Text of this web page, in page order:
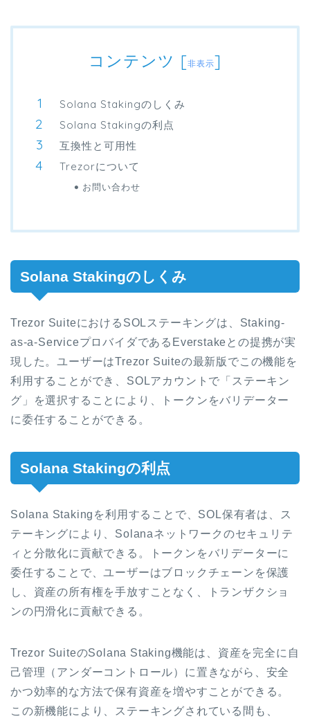
コンテンツ [非表示]
Solana Stakingのしくみ
Solana Stakingの利点
互換性と可用性
Trezorについて
お問い合わせ
Solana Stakingのしくみ
Trezor SuiteにおけるSOLステーキングは、Staking-
as-a-ServiceプロバイダであるEverstakeとの提携が実
現した。ユーザーはTrezor Suiteの最新版でこの機能を
利用することができ、SOLアカウントで「ステーキン
グ」を選択することにより、トークンをバリデーター
に委任することができる。
Solana Stakingの利点
Solana Stakingを利用することで、SOL保有者は、ス
テーキングにより、Solanaネットワークのセキュリテ
ィと分散化に貢献できる。トークンをバリデーターに
委任することで、ユーザーはブロックチェーンを保護
し、資産の所有権を手放すことなく、トランザクショ
ンの円滑化に貢献できる。
Trezor SuiteのSolana Staking機能は、資産を完全に自
己管理（アンダーコントロール）に置きながら、安全
かつ効率的な方法で保有資産を増やすことができる。
この新機能により、ステーキングされている間も、